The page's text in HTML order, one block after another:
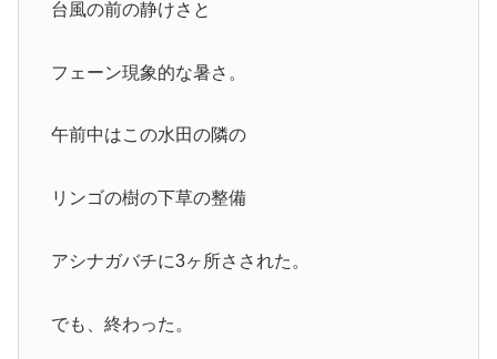
台風の前の静けさと
フェーン現象的な暑さ。
午前中はこの水田の隣の
リンゴの樹の下草の整備
アシナガバチに3ヶ所さされた。
でも、終わった。